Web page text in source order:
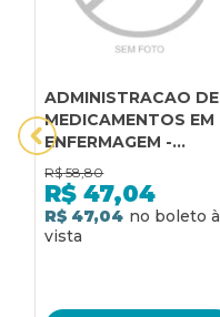
ADMINISTRACAO DE
MEDICAMENTOS EM
ENFERMAGEM -
CURSO DE
ENFERMAGEM - 1
R$ 58,80
R$ 47,04
R$ 47,04